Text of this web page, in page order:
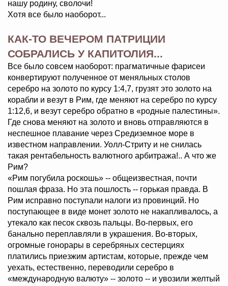
нашу родину, сволочи!
Хотя все было наоборот...
КАК-ТО ВЕЧЕРОМ ПАТРИЦИИ
СОБРАЛИСЬ У КАПИТОЛИЯ...
Все было совсем наоборот: прагматичные фарисеи
конвертируют полученное от меняльных столов
серебро на золото по курсу 1:4,7, грузят это золото на
корабли и везут в Рим, где меняют на серебро по курсу
1:12,6, и везут серебро обратно в «родные палестины».
Где снова меняют на золото и вновь отправляются в
неспешное плавание через Средиземное море в
известном направлении. Уолл-Стриту и не снилась
такая рентабельность валютного арбитража!.. А что же
Рим?
«Рим погубила роскошь» -- общеизвестная, почти
пошлая фраза. Но эта пошлость -- горькая правда. В
Рим исправно поступали налоги из провинций. Но
поступающее в виде монет золото не накапливалось, а
утекало как песок сквозь пальцы. Во-первых, его
банально переплавляли в украшения. Во-вторых,
огромные гонорары в серебряных сестерциях
платились приезжим артистам, которые, прежде чем
уехать, естественно, переводили серебро в
«международную валюту» -- золото -- и увозили желтый